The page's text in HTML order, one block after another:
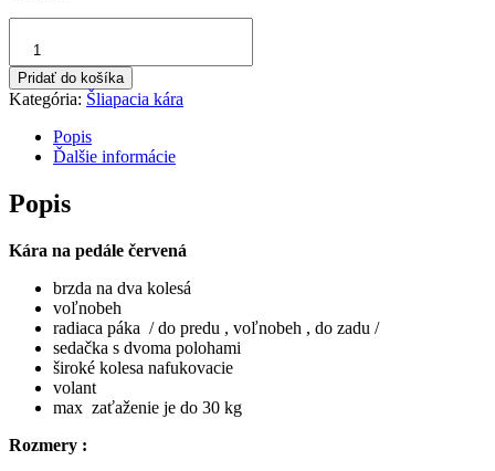
Šliapacia
kára
červená
Pridať do košíka
Kategória: Šliapacia kára
Popis
Ďalšie informácie
Popis
Kára na pedále červená
brzda na dva kolesá
voľnobeh
radiaca páka / do predu , voľnobeh , do zadu /
sedačka s dvoma polohami
široké kolesa nafukovacie
volant
max zaťaženie je do 30 kg
Rozmery :